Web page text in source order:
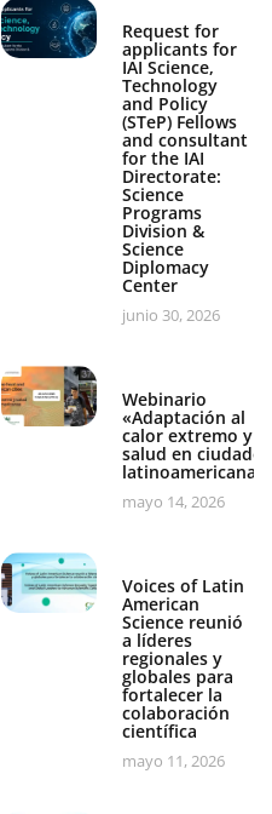
Request for
applicants for
IAI Science,
Technology
and Policy
(STeP) Fellows
and consultant
for the IAI
Directorate:
Science
Programs
Division &
Science
Diplomacy
Center
junio 30, 2026
Webinario
«Adaptación al
calor extremo y
salud en ciudades
mayo 14, 2026
Voices of Latin
American
Science reunió
a líderes
regionales y
globales para
fortalecer la
colaboración
científica
mayo 11, 2026